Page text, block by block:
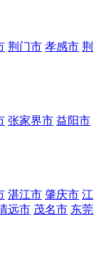
荆门市 孝感市 荆
张家界市 益阳市
湛江市 肇庆市 江
远市 茂名市 东莞